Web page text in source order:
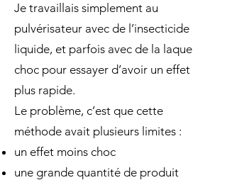
Je travaillais simplement au
pulvérisateur avec de l’insecticide
liquide, et parfois avec de la laque
choc pour essayer d’avoir un effet
plus rapide.
Le problème, c’est que cette
méthode avait plusieurs limites :
un effet moins choc
une grande quantité de produit